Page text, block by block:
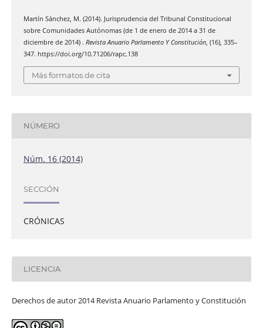
Martín Sánchez, M. (2014). Jurisprudencia del Tribunal Constitucional
sobre Comunidades Autónomas (de 1 de enero de 2014 a 31 de
diciembre de 2014) . Revista Anuario Parlamento Y Constitución, (16), 335–
347. https://doi.org/10.71206/rapc.138
Más formatos de cita
NÚMERO
Núm. 16 (2014)
SECCIÓN
CRÓNICAS
LICENCIA
Derechos de autor 2014 Revista Anuario Parlamento y Constitución